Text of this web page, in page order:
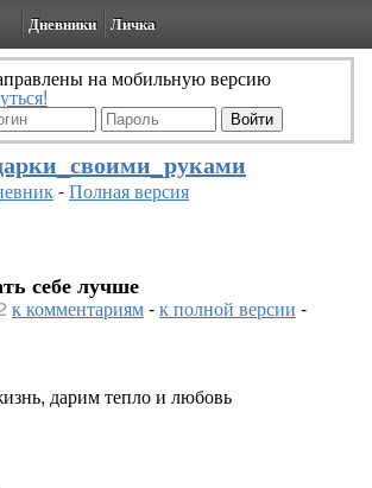
Дневники Личка
на мобильную версию
-Полная версия
себе лучше
к комментариям-к полной версии -
дарим тепло и любовь